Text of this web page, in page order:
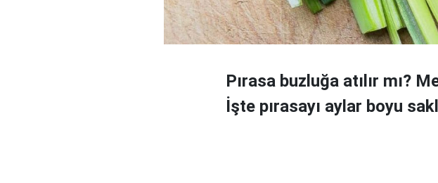
Pırasa buzluğa atılır mı?
İşte pırasayı aylar boyu